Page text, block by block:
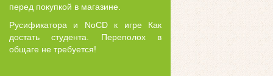
перед покупкой в магазине.
Русификатора и NoCD к игре Как
достать студента. Переполох в
общаге не требуется!